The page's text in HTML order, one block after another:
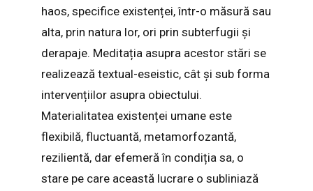
haos, specifice existenței, într-o măsură sau
alta, prin natura lor, ori prin subterfugii și
derapaje. Meditația asupra acestor stări se
realizează textual-eseistic, cât și sub forma
intervențiilor asupra obiectului.
Materialitatea existenței umane este
flexibilă, fluctuantă, metamorfozantă,
rezilientă, dar efemeră în condiția sa, o
stare pe care această lucrare o subliniază